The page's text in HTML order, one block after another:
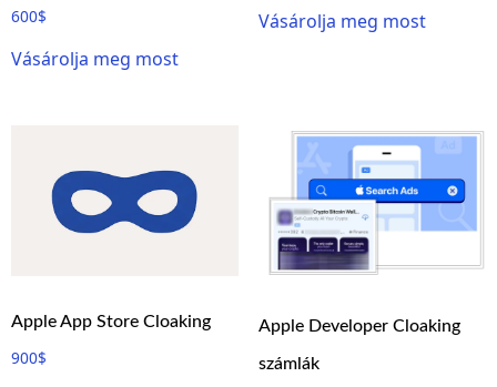
600$
Vásárolja meg most
Vásárolja meg most
Apple App Store Cloaking
900$
Apple Developer Cloaking
számlák